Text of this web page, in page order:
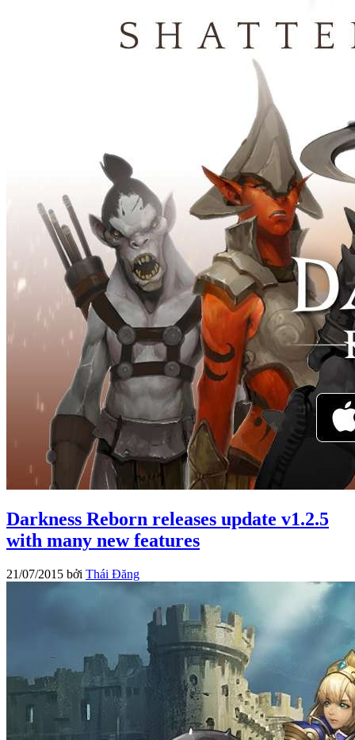
Darkness Reborn releases update v1.2.5
with many new features
21/07/2015 bởi Thái Đăng